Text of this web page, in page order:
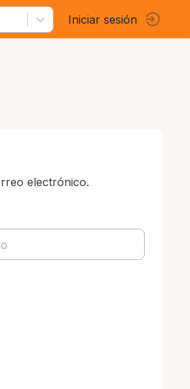
Iniciar sesión
electrónico.